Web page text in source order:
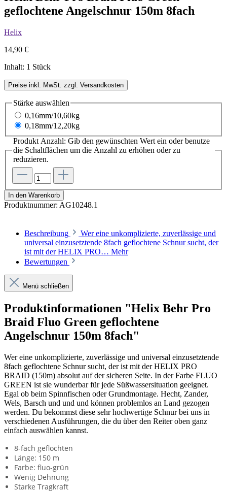
geflochtene Angelschnur 150m 8fach
Helix
14,90 €
Inhalt: 1 Stück
Preise inkl. MwSt. zzgl. Versandkosten
Stärke auswählen
0,16mm/10,60kg
0,18mm/12,20kg
Produkt Anzahl: Gib den gewünschten Wert ein oder benutze
die Schaltflächen um die Anzahl zu erhöhen oder zu
reduzieren.
In den Warenkorb
Produktnummer: AG10248.1
Beschreibung
Wer eine unkomplizierte, zuverlässige und
universal einzusetztende 8fach geflochtene Schnur sucht, der
ist mit der HELIX PRO… Mehr
Bewertungen
Menü schließen
Produktinformationen "Helix Behr Pro
Braid Fluo Green geflochtene
Angelschnur 150m 8fach"
Wer eine unkomplizierte, zuverlässige und universal einzusetztende
8fach geflochtene Schnur sucht, der ist mit der HELIX PRO
BRAID (150m) absolut auf der sicheren Seite. In der Farbe FLUO
GREEN ist sie wunderbar für jede Süßwassersituation geeignet.
Egal ob beim Spinnfischen oder Grundmontage. Hecht, Zander,
Wels, Barsch und und und können problemlos an Land gezogen
werden. Du bekommst diese sehr hochwertige Schnur bei uns in
verschiedenen Ausführungen, die du über den Reiter oben ganz
einfach auswählen kannst.
8-fach geflochten
Länge: 150 m
Farbe: fluo-grün
Wenig Dehnung
Starke Tragkraft